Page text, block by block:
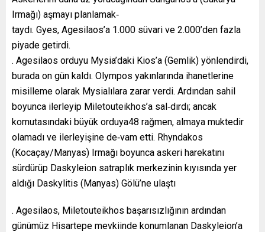
Irmağı) aşmayı planlamak‐
taydı. Gyes, Agesilaos’a 1.000 süvari ve 2.000’den fazla
piyade getirdi.
. Agesilaos orduyu Mysia’daki Kios’a (Gemlik) yönlendirdi,
burada on gün kaldı. Olympos yakınlarında ihanetlerine
misilleme olarak Mysialılara zarar verdi. Ardından sahil
boyunca ilerleyip Miletouteikhos’a sal‐dırdı; ancak
komutasındaki büyük orduya48 rağmen, almaya muktedir
olamadı ve ilerleyişine de‐vam etti. Rhyndakos
(Kocaçay/Manyas) Irmağı boyunca askeri harekatını
sürdürüp Daskyleion satraplık merkezinin kıyısında yer
aldığı Daskylitis (Manyas) Gölü’ne ulaştı
. Agesilaos, Miletouteikhos başarısızlığının ardından
günümüz Hisartepe mevkiinde konumlanan Daskyleion’a